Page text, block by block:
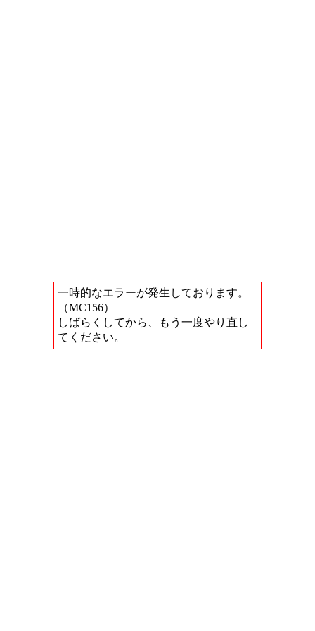
一時的なエラーが発生しております。
（MC156）
しばらくしてから、もう一度やり直し
てください。